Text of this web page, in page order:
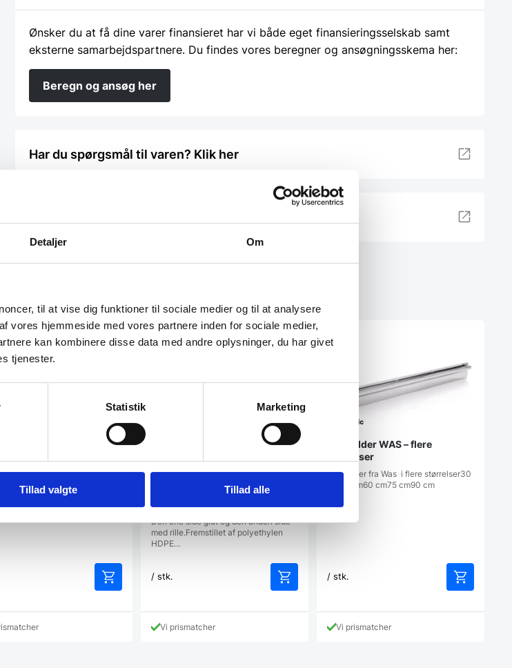
Detaljer Om
til at vise dig funktioner til sociale medier og til at analysere
vores hjemmeside med vores partnere inden for sociale medier,
kan kombinere disse data med andre oplysninger, du har givet
tjenester.
Statistik Marketing
Tillad valgte Tillad alle
Ønsker du at få dine varer finansieret har vi både eget finansieringsselskab samt
eksterne samarbejdspartnere. Du findes vores beregner og ansøgningsskema her:
Beregn og ansøg her
Har du spørgsmål til varen? Klik her
skål, Pujadas, 928.000,
Pujadas
Skærebræt i 1/1 gn eller 1/2 gn
fra Hendi i flere farver
Den ene side glat og den anden side
med rille.Fremstillet af polyethylen
HDPE…
/ stk.
Vi prismatcher
Bonholder WAS – flere
størrelser
Bonholder fra Was i flere størrelser30
cm46 cm60 cm75 cm90 cm
/ stk.
Vi prismatcher